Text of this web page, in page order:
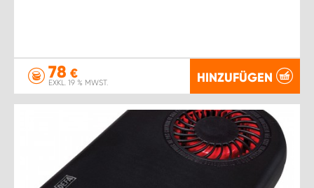
78 €
EXKL. 19 % MWST. HINZUFÜGEN